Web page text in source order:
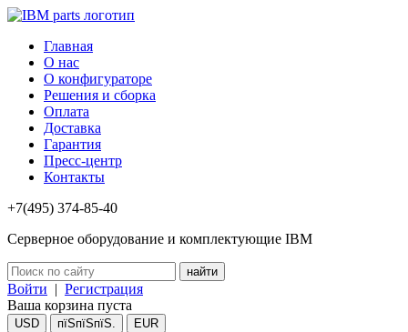
Главная
О нас
О конфигураторе
Решения и сборка
Оплата
Доставка
Гарантия
Пресс-центр
Контакты
+7(495) 374-85-40
Серверное оборудование и комплектующие IBM
Войти | Регистрация
Ваша корзина пуста
USD пїЅпїЅпїЅ. EUR